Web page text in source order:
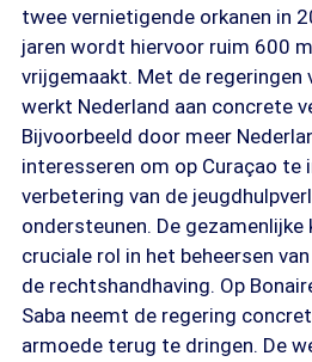
twee vernietigende orkanen in
jaren wordt hiervoor ruim 600
vrijgemaakt. Met de regeringen
werkt Nederland aan concrete
Bijvoorbeeld door meer
interesseren om op Curaçao te
verbetering van de
ondersteunen. De
cruciale rol in het beheersen
de rechtshandhaving. Op
Saba neemt de regering
armoede terug te dringen. De